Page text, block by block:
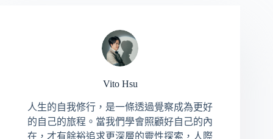
Vito Hsu
人生的自我修行，是一條透過覺察成為更好
的自己的旅程。當我們學會照顧好自己的內
在，才有餘裕追求更深層的靈性探索，人際